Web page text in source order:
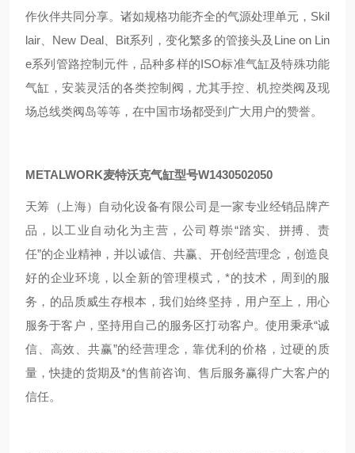
作伙伴共同分享。诸如规格功能齐全的气源处理单元，Skil
lair、New Deal、Bit系列，变化繁多的管接头及Line on Lin
e系列管路控制元件，品种多样的ISO标准气缸及特殊功能
气缸，安装灵活的各类控制阀，尤其手控、机控类阀及现
场总线类阀岛等等，在中国市场都受到广大用户的赞誉。
METALWORK麦特沃克气缸型号W1430502050
天筹（上海）自动化设备有限公司是一家专业经销品牌产
品，以工业自动化为主营，公司尊崇“踏实、拼搏、责
任”的企业精神，并以诚信、共赢、开创经营理念，创造良
好的企业环境，以全新的管理模式，*的技术，周到的服
务，的品质威生存根本，我们始终坚持，用户至上，用心
服务于客户，坚持用自己的服务区打动客户。使用秉承“诚
信、高效、共赢”的经营理念，靠优利的价格，过硬的质
量，快捷的货期及*的售前咨询、售后服务赢得广大客户的
信任。